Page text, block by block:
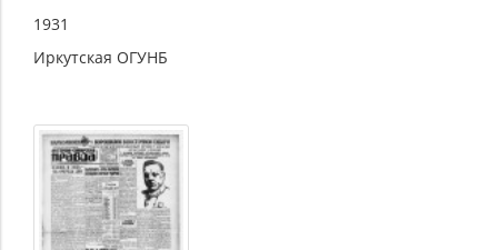
1931
Иркутская ОГУНБ